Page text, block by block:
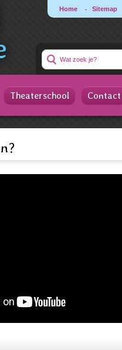
Zoeken:
Home Sitemap
Theaterschool Contact